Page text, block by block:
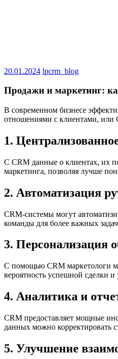
20.01.2024 lpcrm_blog
Продажи и маркетинг:
В современном бизнесе
отношениями с клиентами, или
1.
С CRM данные о клиентах, их
маркетинга, позволяя лучше
2. Автоматизация
CRM-системы могут
команды для более важных
3. Персонализация
С помощью CRM маркетологи
вероятность успешной сделки
4. Аналитика и
CRM предоставляет мощные
данных можно корректировать
5. Улучшение